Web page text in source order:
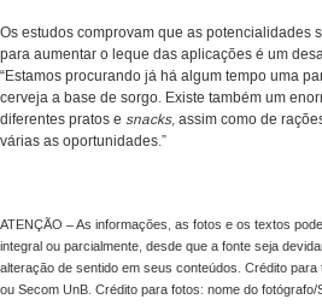
Os estudos comprovam que as potencialidades
para aumentar o leque das aplicações é um
“Estamos procurando já há algum tempo uma
cerveja a base de sorgo. Existe também um
diferentes pratos e snacks, assim como de
várias as oportunidades.”
ATENÇÃO – As informações, as fotos e os textos
integral ou parcialmente, desde que a fonte seja
alteração de sentido em seus conteúdos. Crédito
ou Secom UnB. Crédito para fotos: nome do fotógrafo/